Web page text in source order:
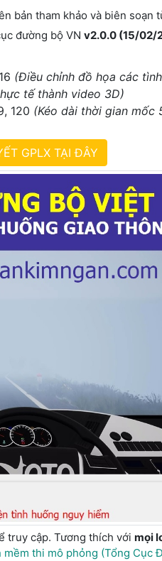
bản tham khảo và biên soạn
đường bộ VN v2.0.0 (15/02/
(Điều chỉnh đồ họa các
tế thành video 3D)
120 (Kéo dài thời gian mốc
GPLX TẠI ĐÂY
truy cập. Tương thích với mọi
thi mô phỏng (Tổng Cục